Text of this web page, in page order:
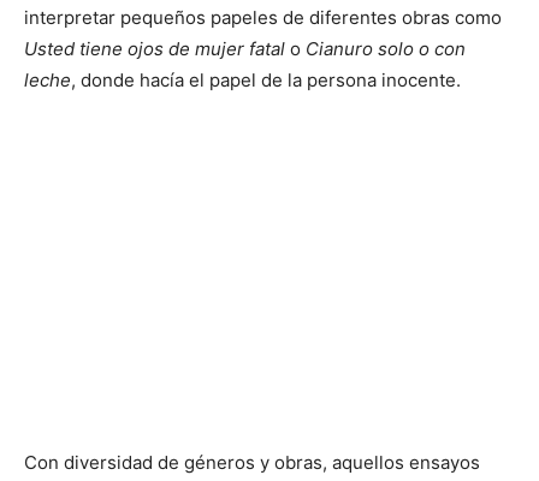
interpretar pequeños papeles de diferentes obras como
Usted tiene ojos de mujer fatal o Cianuro solo o con
leche, donde hacía el papel de la persona inocente.
Con diversidad de géneros y obras, aquellos ensayos